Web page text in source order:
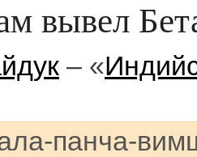
вывел
– «
панча-